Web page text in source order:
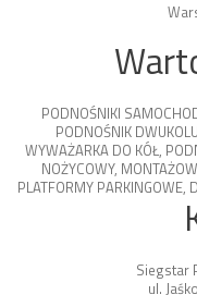
PODNOŚNIKI
PODNOŚNIK
WYWAŻARKA DO KÓŁ,
NOŻYCOWY,
PLATFORMY PARKINGOWE,
Siegstar
ul.